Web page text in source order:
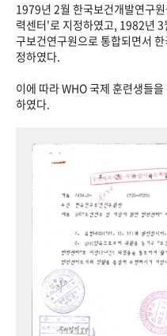
1979년 2월 한국보건개발연구
력센터'로 지정하였고, 1982년
구보건연구원으로 통합되면서
정하였다.
이에 따라 WHO 국제 훈련생들
하였다.